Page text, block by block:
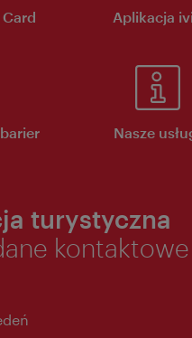
Aplikacja
Nasze
turystyczna
kontaktowe